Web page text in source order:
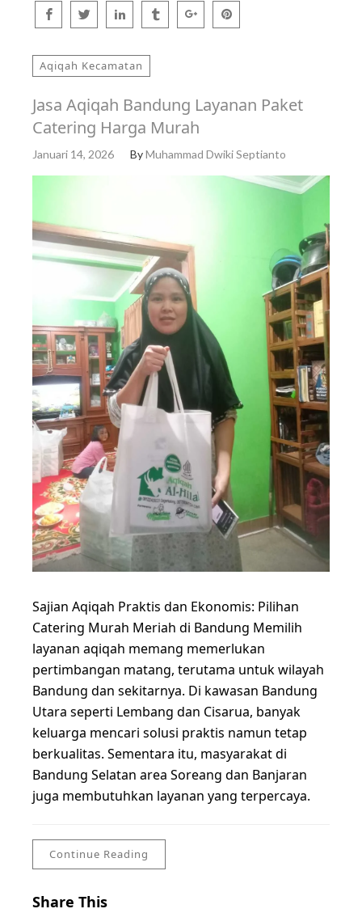
Aqiqah Kecamatan
Jasa Aqiqah Bandung Layanan Paket
Catering Harga Murah
Januari 14, 2026 ByMuhammad Dwiki Septianto
Sajian Aqiqah Praktis dan Ekonomis: Pilihan
Catering Murah Meriah di Bandung Memilih
layanan aqiqah memang memerlukan
pertimbangan matang, terutama untuk wilayah
Bandung dan sekitarnya. Di kawasan Bandung
Utara seperti Lembang dan Cisarua, banyak
keluarga mencari solusi praktis namun tetap
berkualitas. Sementara itu, masyarakat di
Bandung Selatan area Soreang dan Banjaran
juga membutuhkan layanan yang terpercaya.
Continue Reading
Share This